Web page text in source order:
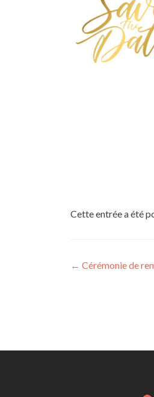
Cette entrée a été
← Cérémonie de